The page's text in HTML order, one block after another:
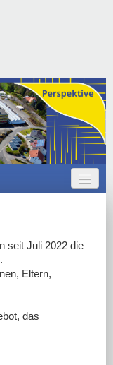
seit Juli 2022 die
Eltern,
das